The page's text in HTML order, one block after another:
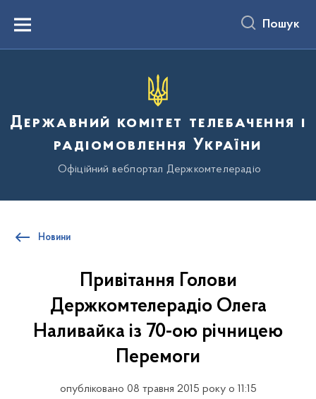
вмістуMenu Пошук
Державний комітет телебачення і
радіомовлення України
Офіційний вебпортал Держкомтелерадіо
Новини
Привітання Голови
Держкомтелерадіо Олега
Наливайка із 70-ою річницею
Перемоги
опубліковано 08 травня 2015 року о 11:15